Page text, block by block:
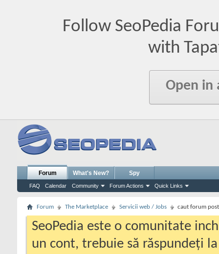
Follow SeoPedia
with
Open in
Forum
FAQ Calendar Community Forum Actions Quick Links
What's New? Spy
Forum The Marketplace Servicii web / Jobs caut forum
SeoPedia este o comunitate
un cont, trebuie să răspundeți